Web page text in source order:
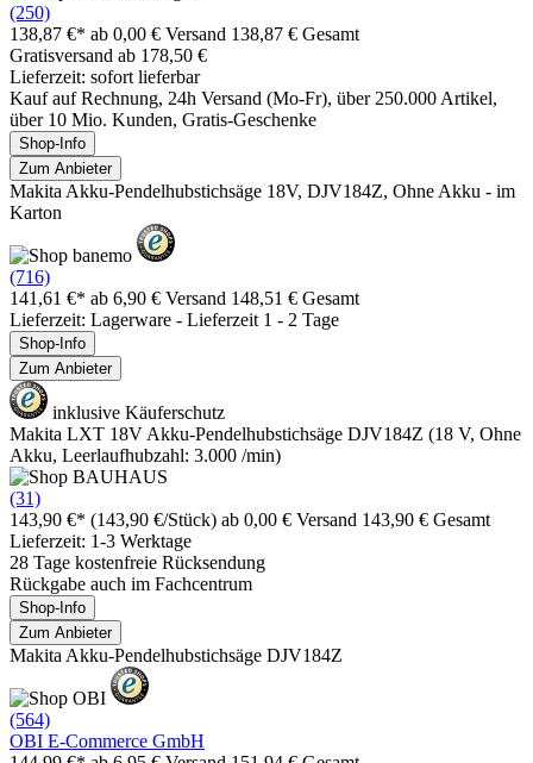
(250)
138,87 €* ab 0,00 € Versand 138,87 € Gesamt
Gratisversand ab 178,50 €
Lieferzeit: sofort lieferbar
Kauf auf Rechnung, 24h Versand (Mo-Fr), über 250.000 Artikel,
über 10 Mio. Kunden, Gratis-Geschenke
Shop-Info
Zum Anbieter
Makita Akku-Pendelhubstichsäge 18V, DJV184Z, Ohne Akku - im
Karton
(716)
141,61 €* ab 6,90 € Versand 148,51 € Gesamt
Lieferzeit: Lagerware - Lieferzeit 1 - 2 Tage
Shop-Info
Zum Anbieter
inklusive Käuferschutz
Makita LXT 18V Akku-Pendelhubstichsäge DJV184Z (18 V, Ohne
Akku, Leerlaufhubzahl: 3.000 /min)
(31)
143,90 €* (143,90 €/Stück) ab 0,00 € Versand 143,90 € Gesamt
Lieferzeit: 1-3 Werktage
28 Tage kostenfreie Rücksendung
Rückgabe auch im Fachcentrum
Shop-Info
Zum Anbieter
Makita Akku-Pendelhubstichsäge DJV184Z
(564)
OBI E-Commerce GmbH